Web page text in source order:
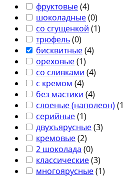
фруктовые(4)
шоколадные(0)
со сгущенкой (1)
трюфель(0)
бисквитные(4)
ореховые(1)
со сливками (4)
с кремом (4)
без мастики (4)
слоеные (наполеон) (1
серийные(1)
двухъярусные(3)
кремовые(2)
2 шоколада (0)
классические(3)
многоярусные(1)